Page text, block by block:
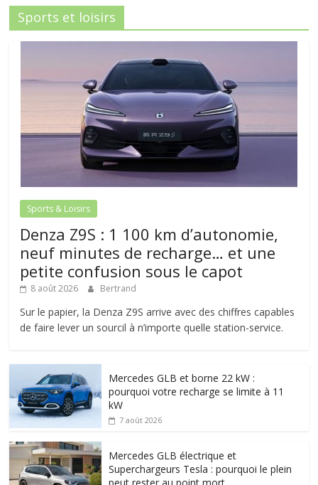
Sports et loisirs
Sports & Loisirs
Denza Z9S : 1 100 km d’autonomie,
neuf minutes de recharge… et une
petite confusion sous le capot
8 août 2026 Bertrand
Sur le papier, la Denza Z9S arrive avec des chiffres capables
de faire lever un sourcil à n’importe quelle station-service.
Mercedes GLB et borne 22 kW :
pourquoi votre recharge se limite à 11
kW
7 août 2026
Mercedes GLB électrique et
Superchargeurs Tesla : pourquoi le plein